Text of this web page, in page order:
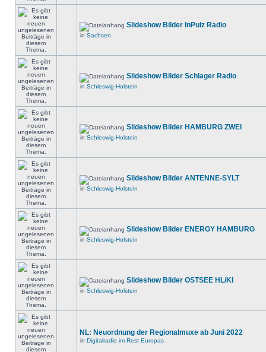
Slideshow Bilder InPulz Radio
in Sachsen
Slideshow Bilder Schlager Radio
in Schleswig-Holstein
Slideshow Bilder HAMBURG ZWEI
in Schleswig-Holstein
Slideshow Bilder ANTENNE-SYLT
in Schleswig-Holstein
Slideshow Bilder ENERGY HAMBURG
in Schleswig-Holstein
Slideshow Bilder OSTSEE HL/KI
in Schleswig-Holstein
NL: Neuordnung der Regionalmuxe ab Juni 2022
in Digitalradio im Rest Europas